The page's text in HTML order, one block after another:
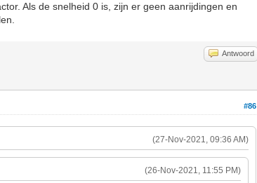
Als de snelheid 0 is, zijn er geen aanrijdingen en
Antwoord
#86
(27-Nov-2021, 09:36 AM)
(26-Nov-2021, 11:55 PM)